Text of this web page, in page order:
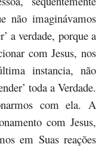
não imaginávamos
a verdade, porque a
com Jesus, nos
instancia, não
toda a Verdade.
com ela. A
com Jesus,
em Suas reações